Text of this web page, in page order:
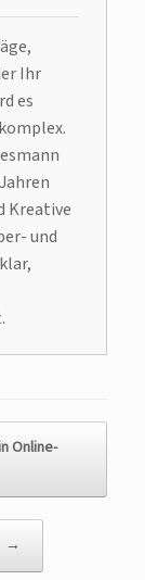
Ihr
es
Kreative
und
Online-
→